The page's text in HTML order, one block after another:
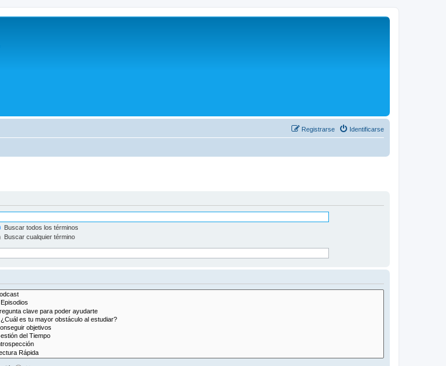
Identificarse
Registrarse
Buscar todos los términos
Buscar cualquier término